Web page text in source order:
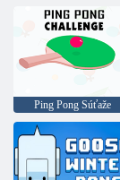
Ping Pong Súťaže